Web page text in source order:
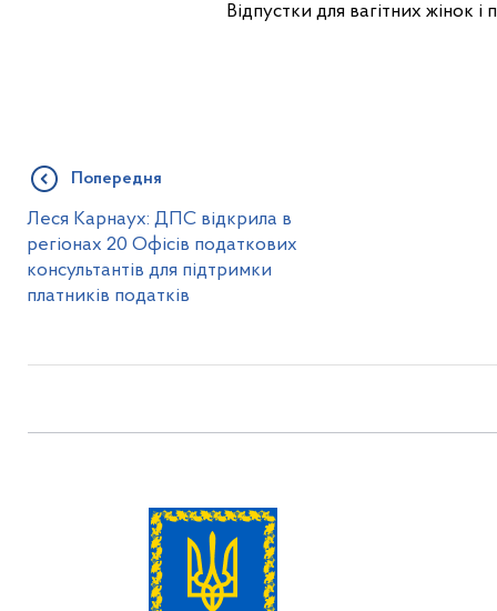
Відпустки для вагітних жінок і
Попередня
Леся Карнаух: ДПС відкрила в
регіонах 20 Офісів податкових
консультантів для підтримки
платників податків